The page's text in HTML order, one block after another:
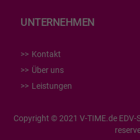
UNTERNEHMEN
Kontakt
Über uns
Leistungen
Copyright © 2021 V-TIME.de